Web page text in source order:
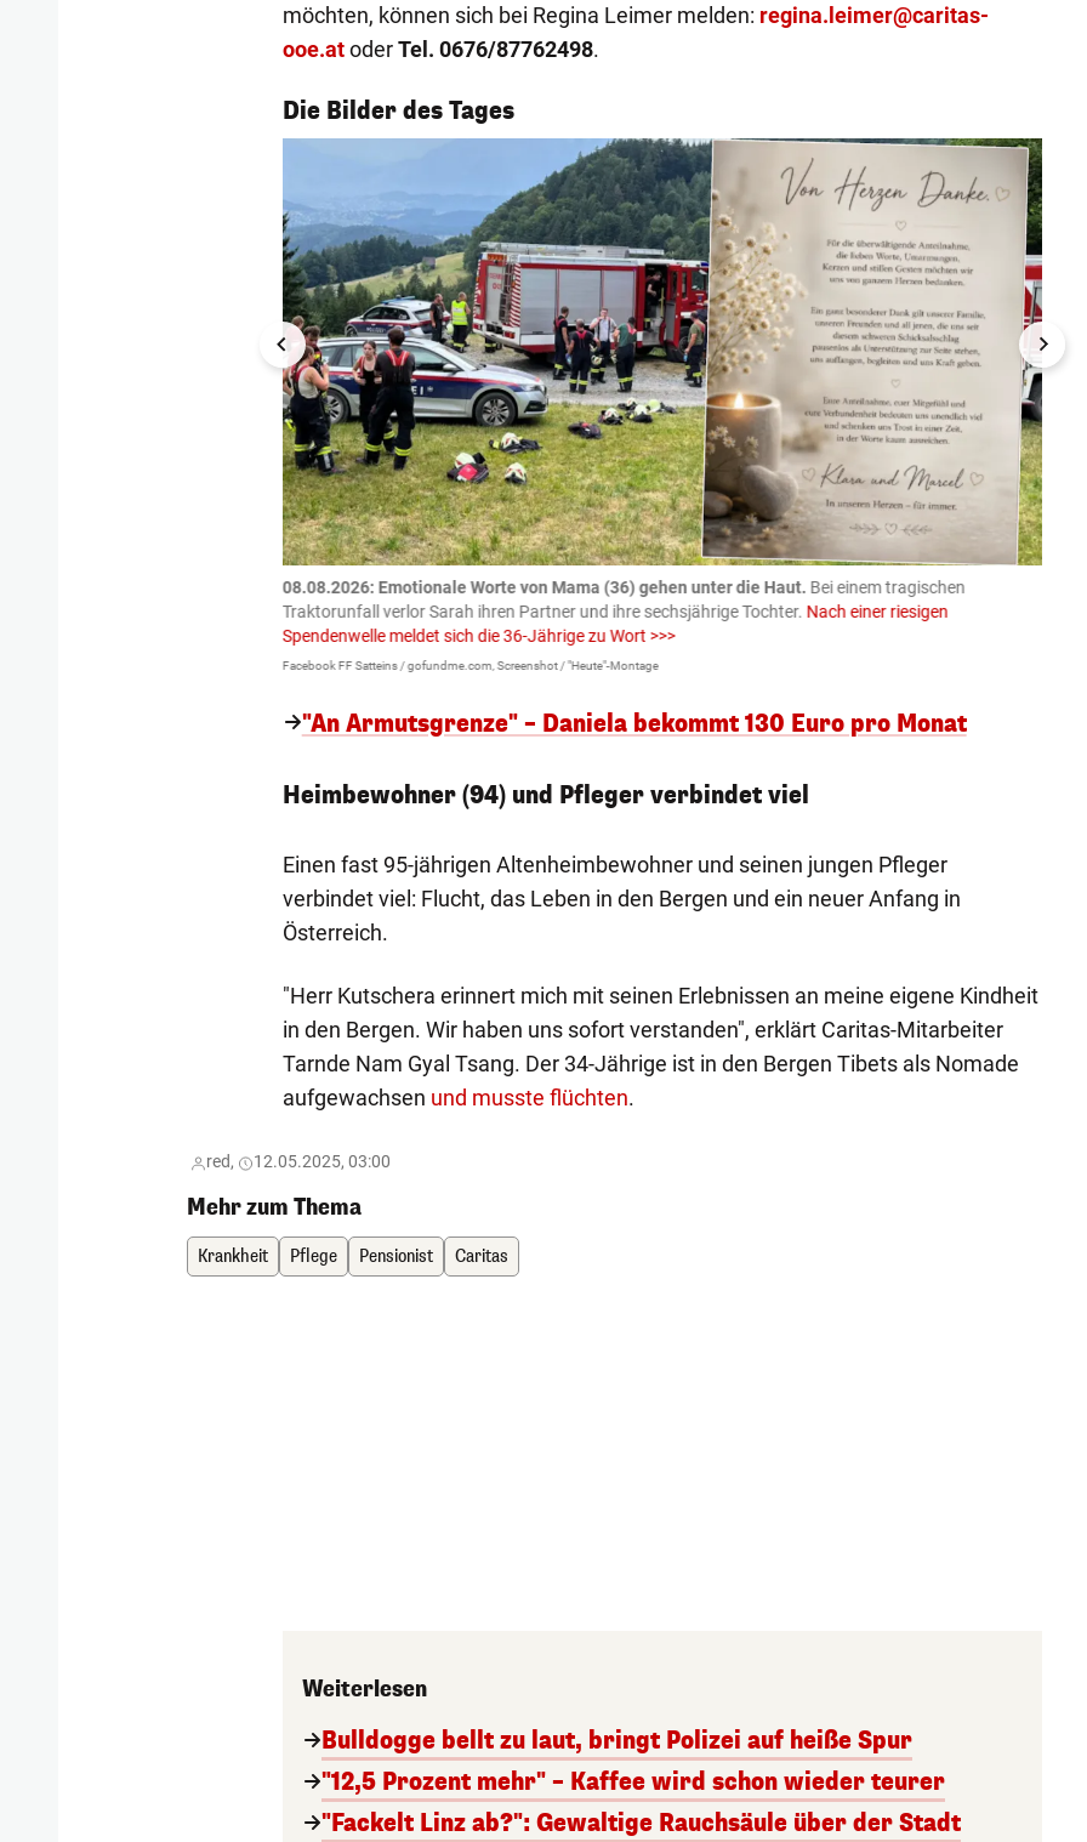
möchten, können sich bei Regina Leimer melden: regina.leimer@caritas-
ooe.atoderTel. 0676/87762498.
Die Bilder des Tages
1/56
08.08.2026: Emotionale Worte von Mama (36) gehen unter die Haut. Bei einem tragischen
Traktorunfall verlor Sarah ihren Partner und ihre sechsjährige Tochter. Nach einer riesigen
Spendenwelle meldet sich die 36-Jährige zu Wort >>>
Facebook FF Satteins / gofundme.com, Screenshot / "Heute"-Montage
"An Armutsgrenze" – Daniela bekommt 130 Euro pro Monat
Heimbewohner (94) und Pfleger verbindet viel
Einen fast 95-jährigen Altenheimbewohner und seinen jungen Pfleger
verbindet viel: Flucht, das Leben in den Bergen und ein neuer Anfang in
Österreich.
"Herr Kutschera erinnert mich mit seinen Erlebnissen an meine eigene Kindheit
in den Bergen. Wir haben uns sofort verstanden", erklärt Caritas-Mitarbeiter
Tarnde Nam Gyal Tsang. Der 34-Jährige ist in den Bergen Tibets als Nomade
aufgewachsen und musste flüchten.
red, 12.05.2025, 03:00
Mehr zum Thema
Krankheit Pflege Pensionist Caritas
Weiterlesen
Bulldogge bellt zu laut, bringt Polizei auf heiße Spur
"12,5 Prozent mehr" – Kaffee wird schon wieder teurer
"Fackelt Linz ab?": Gewaltige Rauchsäule über der Stadt